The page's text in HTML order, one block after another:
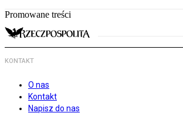
Promowane treści
KONTAKT
O nas
Kontakt
Napisz do nas